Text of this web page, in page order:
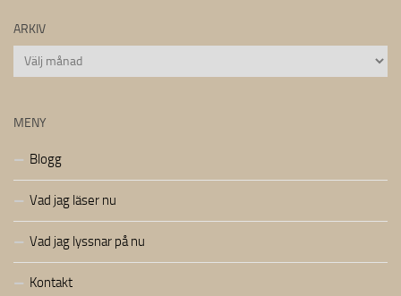
ARKIV
Arkiv
MENY
Blogg
Vad jag läser nu
Vad jag lyssnar på nu
Kontakt